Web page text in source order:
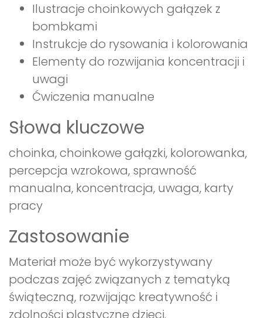
Ilustracje choinkowych gałązek z
bombkami
Instrukcje do rysowania i kolorowania
Elementy do rozwijania koncentracji i
uwagi
Ćwiczenia manualne
Słowa kluczowe
choinka, choinkowe gałązki, kolorowanka,
percepcja wzrokowa, sprawność
manualna, koncentracja, uwaga, karty
pracy
Zastosowanie
Materiał może być wykorzystywany
podczas zajęć związanych z tematyką
świąteczną, rozwijając kreatywność i
zdolności plastyczne dzieci.